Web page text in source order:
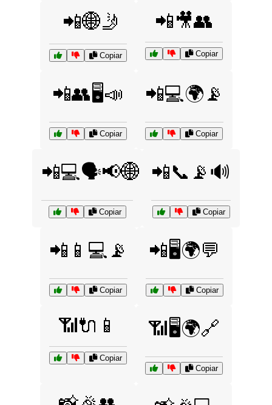
📲🌐🤳
Copiar
📲🎥👥
Copiar
📲👥🖥️📣
Copiar
📲💻🌍📡
Copiar
📲💻🗣️📢🌐
Copiar
📲📞📡🔊
Copiar
📲📱💻📡
Copiar
📲🖥️🌍💬
Copiar
📶🔌📱
Copiar
📶🖥️🌍🔗
Copiar